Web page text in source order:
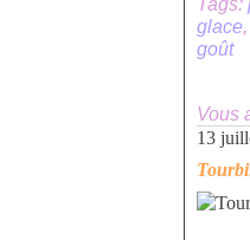
Tags:
glace,
goût
Vous
13